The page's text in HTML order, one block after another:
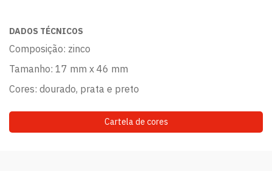
DADOS TÉCNICOS
Composição: zinco
Tamanho: 17 mm x 46 mm
Cores: dourado, prata e preto
Cartela de cores